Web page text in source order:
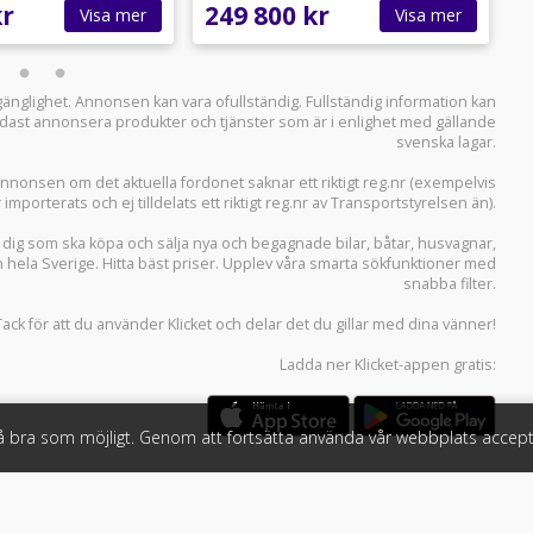
Visa mer 249 800 kr Visa mer
Annonsen kan vara ofullständig. Fullständig information kan
annonsera produkter och tjänster som är i enlighet med gällande
svenska lagar.
om det aktuella fordonet saknar ett riktigt reg.nr (exempelvis
och ej tilldelats ett riktigt reg.nr av Transportstyrelsen än).
som ska köpa och sälja nya och begagnade bilar, båtar, husvagnar,
Sverige. Hitta bäst priser. Upplev våra smarta sökfunktioner med
snabba filter.
för att du använder Klicket och delar det du gillar med dina vänner!
Ladda ner Klicket-appen gratis:
som möjligt. Genom att fortsätta använda vår webbplats